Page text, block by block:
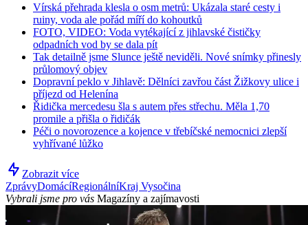
Vírská přehrada klesla o osm metrů: Ukázala staré cesty i
ruiny, voda ale pořád míří do kohoutků
FOTO, VIDEO: Voda vytékající z jihlavské čističky
odpadních vod by se dala pít
Tak detailně jsme Slunce ještě neviděli. Nové snímky přinesly
průlomový objev
Dopravní peklo v Jihlavě: Dělníci zavřou část Žižkovy ulice i
příjezd od Helenína
Řidička mercedesu šla s autem přes střechu. Měla 1,70
promile a přišla o řidičák
Péči o novorozence a kojence v třebíčské nemocnici zlepší
vyhřívané lůžko
Zobrazit více
ZprávyDomácíRegionálníKraj Vysočina
Vybrali jsme pro vás Magazíny a zajímavosti